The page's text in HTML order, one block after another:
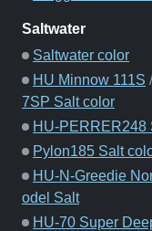
Saltwater
Saltwater color
HU Minnow 111S
7SP Salt color
HU-PERRER248
Pylon185 Salt
HU-N-Greedie
odel Salt
HU-70 Super